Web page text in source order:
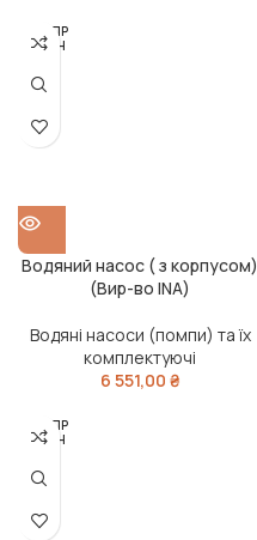
РОЗПР
ОДАН
Водяний насос ( з корпусом)
(Вир-во INA)
Водяні насоси (помпи) та їх
комплектуючі
6 551,00 ₴
РОЗПР
ОДАН